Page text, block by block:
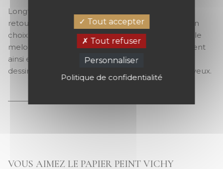
Longtemps cantonné aux nappes, le vichy fait un
retour remarqué dans les collections. Il le doit à un
choix de couleurs audacieux, comme le céladon, le
melon, le sauge ou le gris. Les lignes se superposent
ainsi en un charmant enchevêtrement coloré,
dessinant des carreaux rectilignes mais pas ennuyeux.
VOUS AIMEZ LE PAPIER PEINT VICHY
Tout accepter
Tout refuser
Personnaliser
Politique de confidentialité